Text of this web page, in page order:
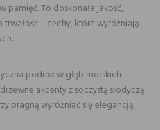
pamięć. To doskonała jakość,
– cechy, które wyróżniają
podróż w głąb morskich
akcenty z soczystą słodyczą
pragną wyróżniać się elegancją,